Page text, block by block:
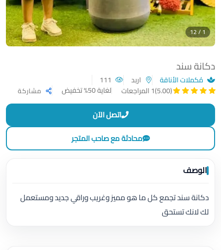
دكانة سند
مُكملات الأناقة اربد
(5.00)
1 المراجعات لغاية 50% تخفيض مشاركة
1 / 12
اتصل الآن
محادثة مع صاحب المتجر
الوصف
دكانة سند تجمع كل ما هو مميز وغريب وراقي جديد ومستعمل
لك لانك تستحق